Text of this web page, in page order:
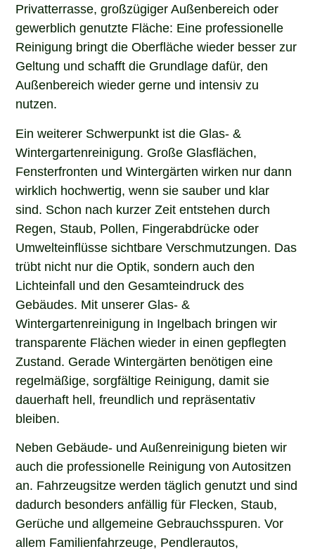
Privatterrasse, großzügiger Außenbereich oder
gewerblich genutzte Fläche: Eine professionelle
Reinigung bringt die Oberfläche wieder besser zur
Geltung und schafft die Grundlage dafür, den
Außenbereich wieder gerne und intensiv zu
nutzen.
Ein weiterer Schwerpunkt ist die Glas- &
Wintergartenreinigung. Große Glasflächen,
Fensterfronten und Wintergärten wirken nur dann
wirklich hochwertig, wenn sie sauber und klar
sind. Schon nach kurzer Zeit entstehen durch
Regen, Staub, Pollen, Fingerabdrücke oder
Umwelteinflüsse sichtbare Verschmutzungen. Das
trübt nicht nur die Optik, sondern auch den
Lichteinfall und den Gesamteindruck des
Gebäudes. Mit unserer Glas- &
Wintergartenreinigung in Ingelbach bringen wir
transparente Flächen wieder in einen gepflegten
Zustand. Gerade Wintergärten benötigen eine
regelmäßige, sorgfältige Reinigung, damit sie
dauerhaft hell, freundlich und repräsentativ
bleiben.
Neben Gebäude- und Außenreinigung bieten wir
auch die professionelle Reinigung von Autositzen
an. Fahrzeugsitze werden täglich genutzt und sind
dadurch besonders anfällig für Flecken, Staub,
Gerüche und allgemeine Gebrauchsspuren. Vor
allem Familienfahrzeuge, Pendlerautos,